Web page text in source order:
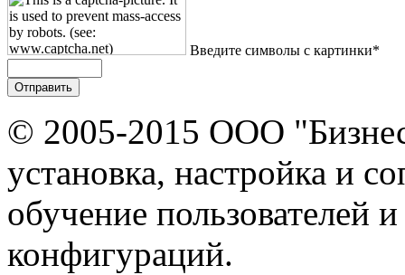
Введите символы с картинки*
© 2005-2015 ООО
установка, настройка и
обучение пользователей
конфигураций.